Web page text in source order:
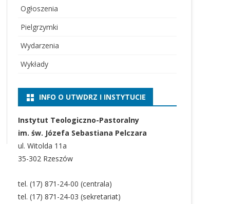
Ogłoszenia
Pielgrzymki
Wydarzenia
Wykłady
INFO O UTWDRZ I INSTYTUCIE
Instytut Teologiczno-Pastoralny
im. św. Józefa Sebastiana Pelczara
ul. Witolda 11a
35-302 Rzeszów
tel. (17) 871-24-00 (centrala)
tel. (17) 871-24-03 (sekretariat)